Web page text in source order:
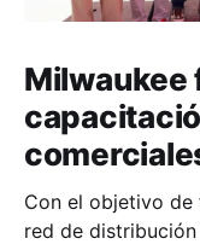
Milwaukee
Con el objetivo de
red de